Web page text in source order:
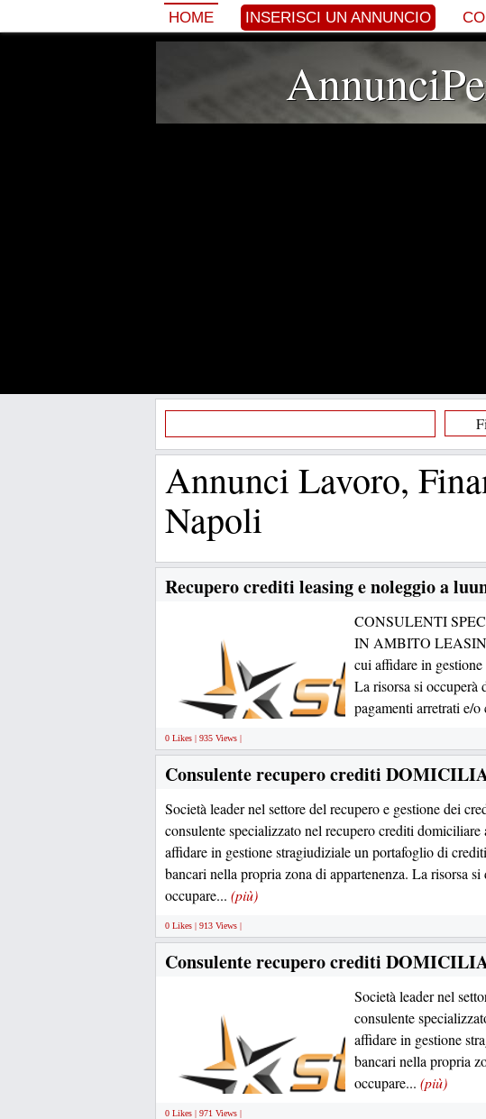
HOME INSERISCI UN ANNUNCIO
Annunci Lavoro,
Napoli
Recupero crediti leasing e noleggio a
CONSULENTI
IN AMBITO
cui affidare in
La risorsa si occuperà
pagamenti arretrati e/
0 Likes | 935 Views |
Consulente recupero crediti
Società leader nel settore del recupero e gestione dei
consulente specializzato nel recupero crediti domiciliare
affidare in gestione stragiudiziale un portafoglio di
bancari nella propria zona di appartenenza. La risorsa si
occupare... (più)
0 Likes | 913 Views |
Consulente recupero crediti
Società leader nel
consulente
affidare in gestione
bancari nella propria
occupare... (più)
0 Likes | 971 Views |